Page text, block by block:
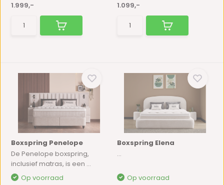
1.999,-
1.099,-
Boxspring Penelope
De Penelope boxspring,
inclusief matras, is een ...
Op voorraad
Boxspring Elena
...
Op voorraad